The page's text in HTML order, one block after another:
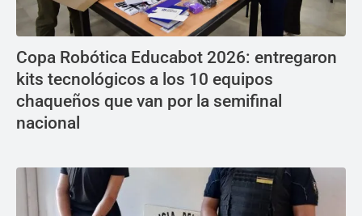
Copa Robótica Educabot 2026: entregaron
kits tecnológicos a los 10 equipos
chaqueños que van por la semifinal
nacional